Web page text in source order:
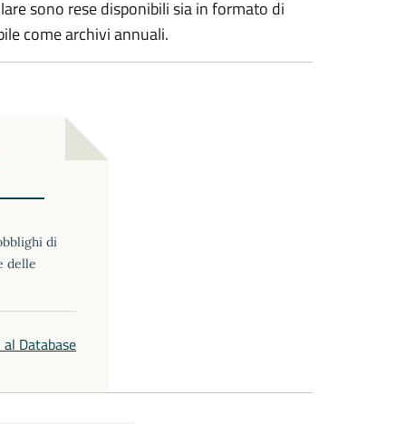
sono rese disponibili sia in formato di
come archivi annuali.
di
delle
al Database